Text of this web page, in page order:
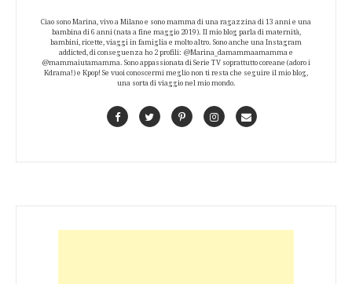
Ciao sono Marina, vivo a Milano e sono mamma di una ragazzina di 13 anni e una
bambina di 6 anni (nata a fine maggio 2019). Il mio blog parla di maternità,
bambini, ricette, viaggi in famiglia e molto altro. Sono anche una Instagram
addicted, di conseguenza ho 2 profili: @Marina_damammaamamma e
@mammaiutamamma. Sono appassionata di Serie TV soprattutto coreane (adoro i
Kdrama!) e Kpop! Se vuoi conoscermi meglio non ti resta che seguire il mio blog,
una sorta di viaggio nel mio mondo.
FacebookTwitterPinterestInstagramContact